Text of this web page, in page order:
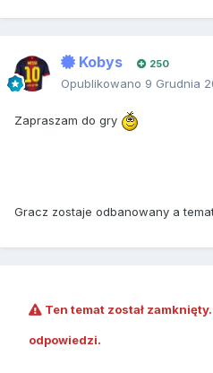
Kobys 250
Opublikowano 9 Grudnia
Zapraszam do gry
Gracz zostaje odbanowany a
Ten temat został
odpowiedzi.